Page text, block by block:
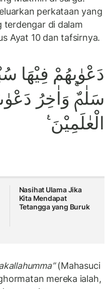
perkataan yang
terdengar di dalam
Ayat 10 dan tafsirnya.
دَعْوٰىهُمْ فِيْهَا
سَلٰمٌۚ وَاٰخِرُ
الْعٰلَمِيْنَ ࣖ
Nasihat Ulama Jika
Kita Mendapat
Tetangga yang Buruk
(Mahasuci
mereka ialah,